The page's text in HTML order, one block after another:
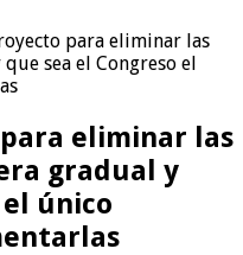
para eliminar las
sea el Congreso el
eliminar las
gradual y
único